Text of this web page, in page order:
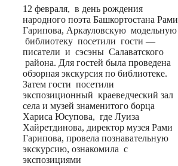
12 февраля, в день рождения
народного поэта Башкортостана Рами
Гарипова, Аркауловскую модельную
библиотеку посетили гости —
писатели и сэсэны Салаватского
района. Для гостей была проведена
обзорная экскурсия по библиотеке.
Затем гости посетили
экспозиционный краеведческий зал
села и музей знаменитого борца
Хариса Юсупова, где Луиза
Хайретдинова, директор музея Рами
Гарипова, провела познавательную
экскурсию, ознакомила с
экспозициями